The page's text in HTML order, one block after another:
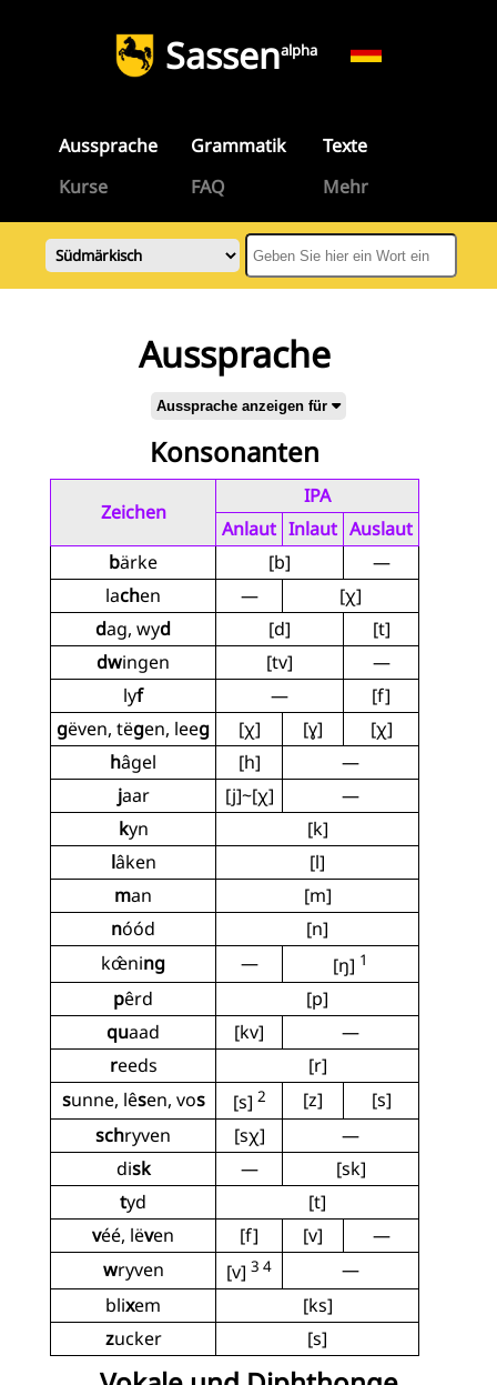
Sassenalpha
Aussprache Grammatik
Texte
Kurse
FAQ Mehr
Aussprache
Aussprache anzeigen für
Konsonanten
Zeichen
IPA
Anlaut Inlaut Auslaut
bärke [b]
—
lachen —
[χ]
dag, wyd [d]
[t]
dwingen [tv]
—
lyf —
[f]
gëven, tëgen, leeg [χ] [ɣ]
[χ]
hâgel [h]
—
jaar [j]~[χ]
—
kyn
[k]
lâken
[l]
man
[m]
nóód
[n]
kœ̂ning — [ŋ] 1
pêrd
[p]
quaad [kv]
—
reeds
[r]
sunne, lêsen, vos [s] 2 [z]
[s]
schryven [sχ]
—
disk —
[sk]
tyd
[t]
véé, lëven [f] [v]
—
wryven [v] 3 4
—
blixem
[ks]
zucker [s]